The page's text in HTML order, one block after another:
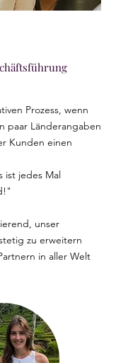
Prozess, wenn
paar Länderangaben
Kunden einen
ist jedes Mal
unser
zu erweitern
in aller Welt